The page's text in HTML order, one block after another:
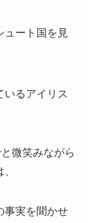
ュート国を見
いるアイリス
微笑みながら
事実を聞かせ